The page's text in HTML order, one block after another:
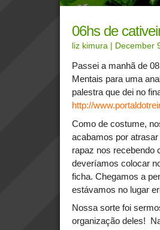
06hs de
liz kimura | December
Passei a manhã de
Mentais para uma
palestra que dei no
http://
Como de costume,
acabamos por
rapaz nos recebendo
deveríamos colocar
ficha. Chegamos a
estávamos no lugar
Nossa sorte foi
organização deles!